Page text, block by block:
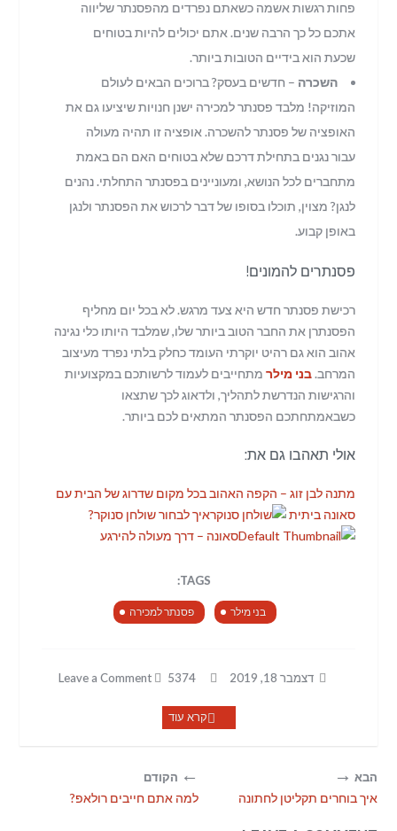
פחות רגשות אשמה כשאתם נפרדים מהפסנתר שליווה
אתכם כל כך הרבה שנים. אתם יכולים להיות בטוחים
שכעת הוא בידיים הטובות ביותר.
השכרה – חדשים בעסק? ברוכים הבאים לעולם
המוזיקה! מלבד פסנתר למכירה ישנן חנויות שיציעו גם את
האופציה של פסנתר להשכרה. אופציה זו תהיה מעולה
עבור נגנים בתחילת דרכם שלא בטוחים האם הם באמת
מתחברים לכל הנושא, ומעוניינים בפסנתר התחלתי. נהנים
לנגן? מצוין, תוכלו בסופו של דבר לרכוש את הפסנתר ולנגן
באופן קבוע.
פסנתרים להמונים!
רכישת פסנתר חדש היא צעד מרגש. לא בכל יום מחליף
הפסנתרן את החבר הטוב ביותר שלו, שמלבד היותו כלי נגינה
אהוב הוא גם רהיט יוקרתי העומד כחלק בלתי נפרד מעיצוב
המרחב.בני מילר מתחייבים לעמוד לרשותכם במקצועיות
והרגישות הנדרשת לתהליך, ולדאוג לכך שתצאו
כשבאמתחתכם הפסנתר המתאים לכם ביותר.
אולי תאהבו גם את:
מתנה לבן זוג – הקפה האהוב בכל מקום שדרוג של הבית עם
סאונה ביתית
איך לבחור שולחן סנוקר?
סאונה – דרך מעולה להירגע
TAGS:
בני מילר פסנתר למכירה
דצמבר 18, 2019 Leave a Comment 5374
קרא עוד
← הקודם
למה אתם חייבים רולאפ?
הבא →
איך בוחרים תקליטן לחתונה